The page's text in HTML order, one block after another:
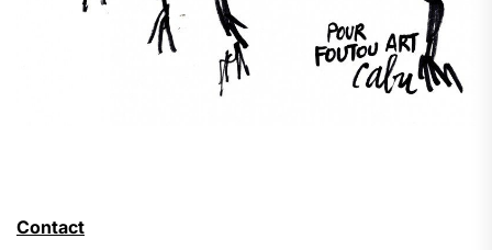
Contact